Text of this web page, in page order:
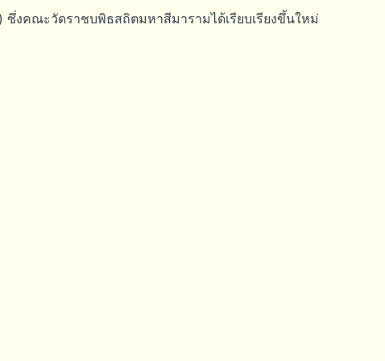
งคณะวัดราชบพิธสถิตมหาสีมารามได้เรียบเรียงขึ้นใหม่